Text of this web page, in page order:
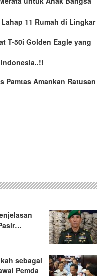
11 Rumah di Lingkar
T-50i Golden Eagle yang
Pamtas Amankan Ratusan
sebagai
Pemda